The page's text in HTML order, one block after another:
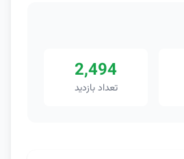
2,494
تعداد بازدید